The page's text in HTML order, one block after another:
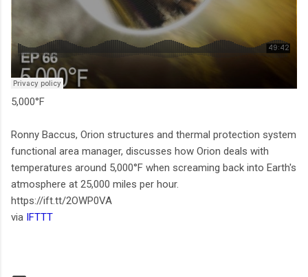
5,000°F
Ronny Baccus, Orion structures and thermal protection system
functional area manager, discusses how Orion deals with
temperatures around 5,000°F when screaming back into Earth's
atmosphere at 25,000 miles per hour.
https://ift.tt/2OWP0VA
via IFTTT